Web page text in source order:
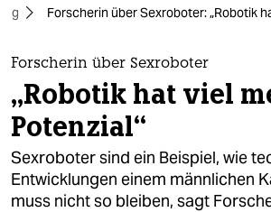
 taz zahl ich
taz zahl ich
themen
politik
öko
gesellschaft
Forscherin über Sexroboter: „Robotik
Forscherin über Sexroboter
„Robotik hat viel
Potenzial“
Sexroboter sind ein Beispiel, wie
Entwicklungen einem männlichen
muss nicht so bleiben, sagt